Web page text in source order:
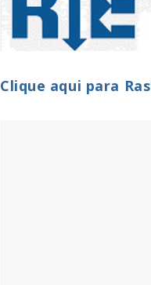
Clique aqui para